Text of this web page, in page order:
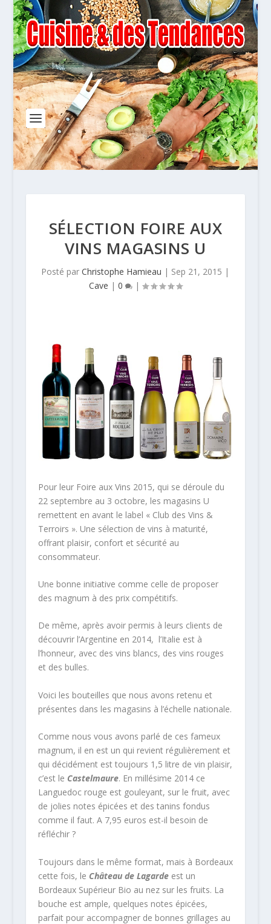
SÉLECTION FOIRE AUX
VINS MAGASINS U
Posté parChristophe Hamieau | Sep 21, 2015 |
Cave | 0 |
Pour leur Foire aux Vins 2015, qui se déroule du
22 septembre au 3 octobre, les magasins U
remettent en avant le label « Club des Vins &
Terroirs ». Une sélection de vins à maturité,
offrant plaisir, confort et sécurité au
consommateur.
Une bonne initiative comme celle de proposer
des magnum à des prix compétitifs.
De même, après avoir permis à leurs clients de
découvrir l’Argentine en 2014, l’Italie est à
l’honneur, avec des vins blancs, des vins rouges
et des bulles.
Voici les bouteilles que nous avons retenu et
présentes dans les magasins à l’échelle nationale.
Comme nous vous avons parlé de ces fameux
magnum, il en est un qui revient régulièrement et
qui décidément est toujours 1,5 litre de vin plaisir,
c’est le Castelmaure. En millésime 2014 ce
Languedoc rouge est gouleyant, sur le fruit, avec
de jolies notes épicées et des tanins fondus
comme il faut. A 7,95 euros est-il besoin de
réfléchir ?
Toujours dans le même format, mais à Bordeaux
cette fois, le Château de Lagardeest un
Bordeaux Supérieur Bio au nez sur les fruits. La
bouche est ample, quelques notes épicées,
parfait pour accompagner de bonnes grillages au